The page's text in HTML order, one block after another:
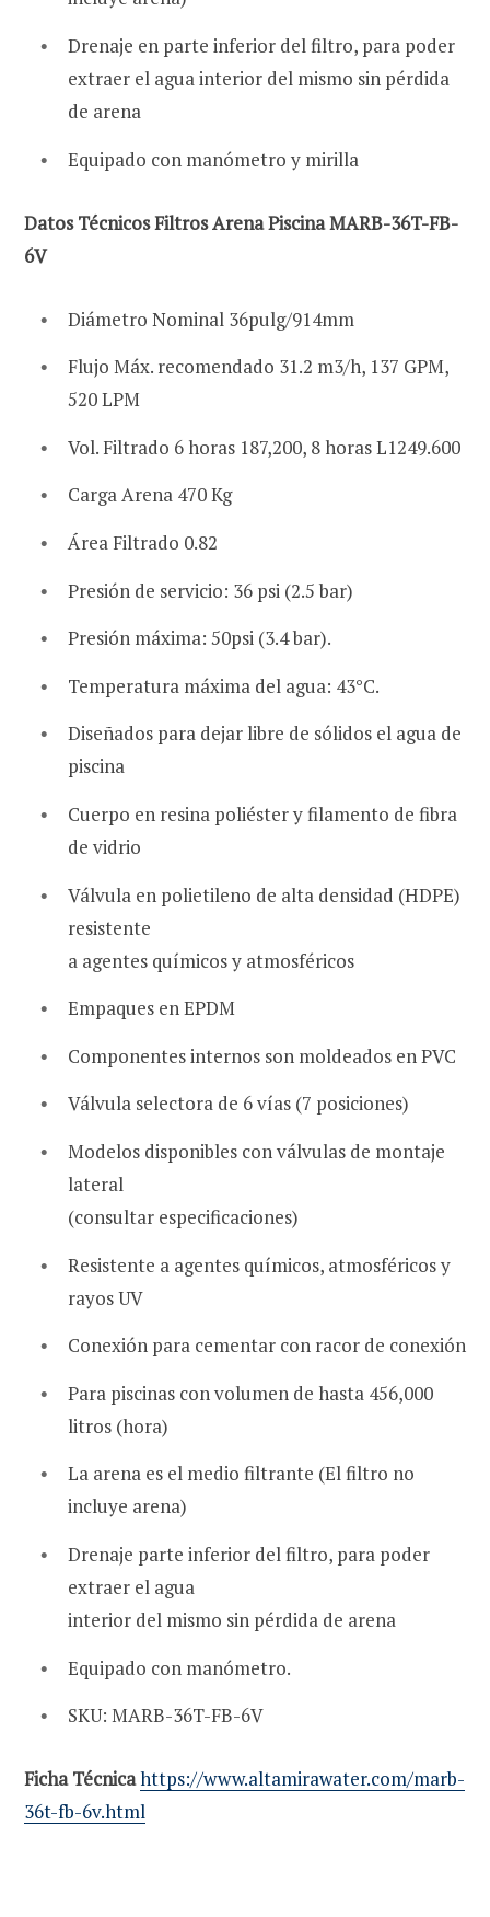
Drenaje en parte inferior del filtro, para poder
extraer el agua interior del mismo sin pérdida
de arena
Equipado con manómetro y mirilla
Datos Técnicos Filtros Arena Piscina MARB-36T-FB-
6V
Diámetro Nominal 36pulg/914mm
Flujo Máx. recomendado 31.2 m3/h, 137 GPM,
520 LPM
Vol. Filtrado 6 horas 187,200, 8 horas L1249.600
Carga Arena 470 Kg
Área Filtrado 0.82
Presión de servicio: 36 psi (2.5 bar)
Presión máxima: 50psi (3.4 bar).
Temperatura máxima del agua: 43°C.
Diseñados para dejar libre de sólidos el agua de
piscina
Cuerpo en resina poliéster y filamento de fibra
de vidrio
Válvula en polietileno de alta densidad (HDPE)
resistente
a agentes químicos y atmosféricos
Empaques en EPDM
Componentes internos son moldeados en PVC
Válvula selectora de 6 vías (7 posiciones)
Modelos disponibles con válvulas de montaje
lateral
(consultar especificaciones)
Resistente a agentes químicos, atmosféricos y
rayos UV
Conexión para cementar con racor de conexión
Para piscinas con volumen de hasta 456,000
litros (hora)
La arena es el medio filtrante (El filtro no
incluye arena)
Drenaje parte inferior del filtro, para poder
extraer el agua
interior del mismo sin pérdida de arena
Equipado con manómetro.
SKU: MARB-36T-FB-6V
Ficha Técnicahttps://www.altamirawater.com/marb-
36t-fb-6v.html